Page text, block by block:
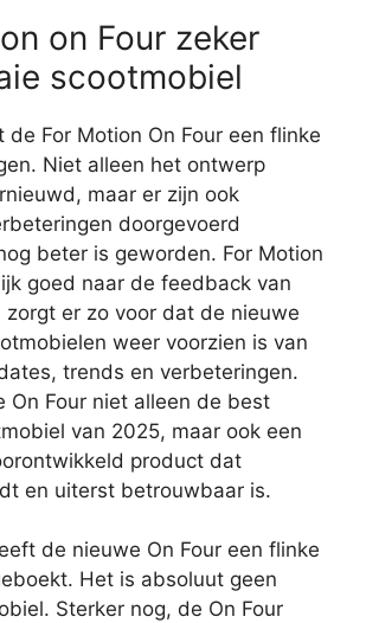
on Four zeker
scootmobiel
de For Motion On Four een flinke
Niet alleen het ontwerp
maar er zijn ook
doorgevoerd
beter is geworden. For Motion
goed naar de feedback van
zorgt er zo voor dat de nieuwe
weer voorzien is van
trends en verbeteringen.
On Four niet alleen de best
van 2025, maar ook een
product dat
en uiterst betrouwbaar is.
de nieuwe On Four een flinke
Het is absoluut geen
Sterker nog, de On Four